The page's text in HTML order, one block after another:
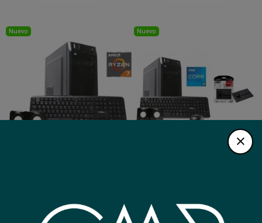
Nuevo
874,50
Nuevo
918,22